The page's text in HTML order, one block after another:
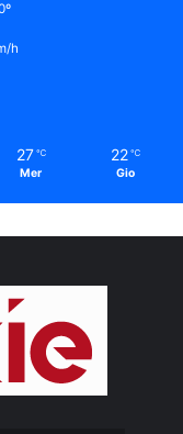
h
27 ℃
Mer
22 ℃
Gio